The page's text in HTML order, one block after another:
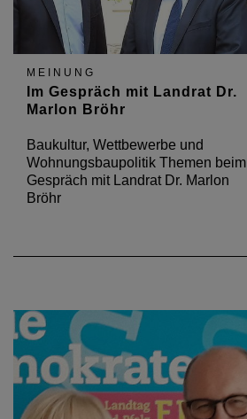
MEINUNG
Im Gespräch mit Landrat Dr.
Marlon Bröhr
Baukultur, Wettbewerbe und
Wohnungsbaupolitik Themen beim
Gespräch mit Landrat Dr. Marlon
Bröhr